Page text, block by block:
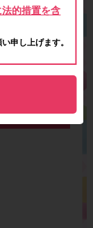
的措置を含
申し上げます。